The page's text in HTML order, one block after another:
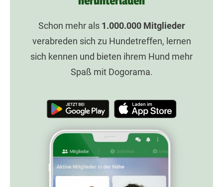
Schon mehr als 1.000.000Mitglieder
verabreden sich zu Hundetreffen, lernen
sich kennen und bieten ihrem Hund mehr
Spaß mit Dogorama.